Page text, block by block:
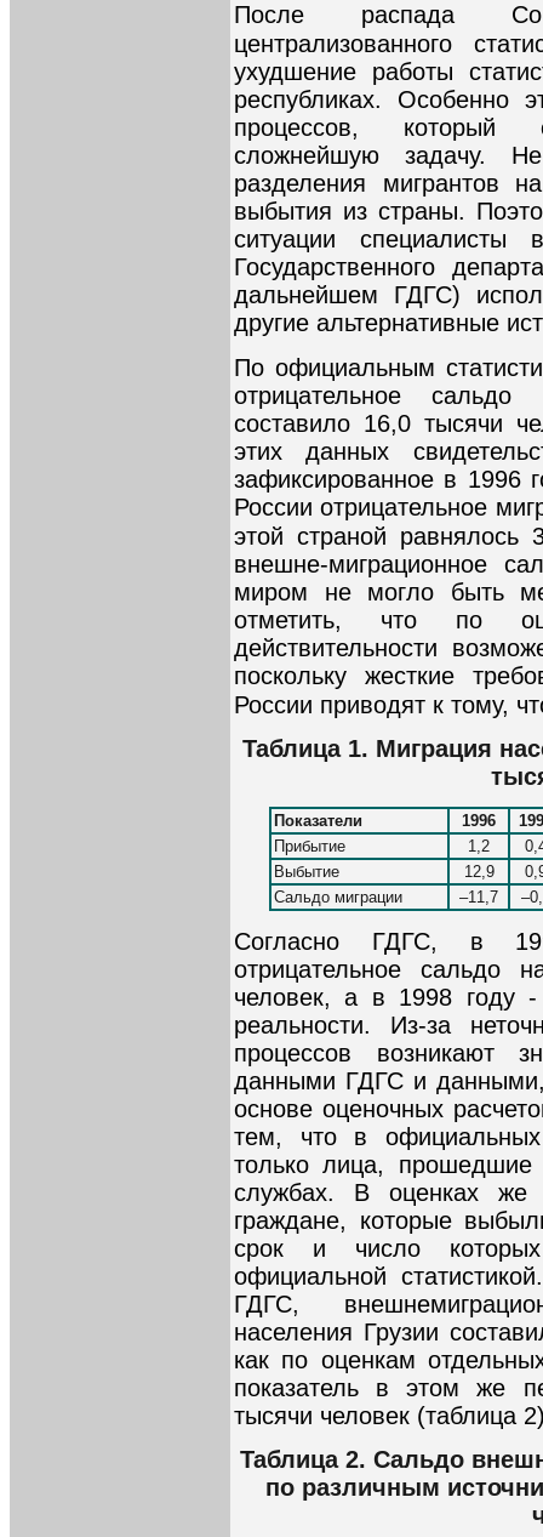
После распада
централизованного
ухудшение работы
республиках. Особенно
процессов, который
сложнейшую задачу.
разделения мигрантов
выбытия из страны.
ситуации
Государственного
дальнейшем ГДГС)
другие альтернативные
По официальным
отрицательное
составило 16,0 тысячи
этих данных
зафиксированное в 1996
России отрицательное
этой страной равнялось
внешне-миграционное
миром не могло быть
отметить, что по
действительности
поскольку жесткие
России приводят к тому,
Таблица 1. Миграция
Показатели 1996
Прибытие
1,2
Выбытие
12,9
Сальдо миграции
–11,7
Согласно ГДГС, в
отрицательное сальдо
человек, а в 1998 году -
реальности. Из-за
процессов возникают
данными ГДГС и
основе оценочных
тем, что в официальных
только лица, прошедшие
службах. В оценках же
граждане, которые
срок и число
официальной
ГДГС,
населения Грузии
как по оценкам
показатель в этом же
тысячи человек (таблица
Таблица 2. Сальдо
по различным